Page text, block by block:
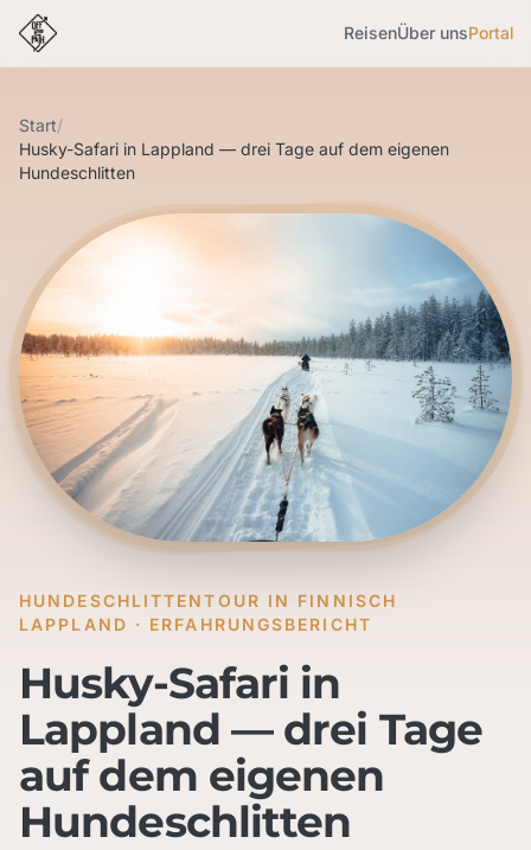
ReisenÜber unsPortal
Start/
Husky-Safari in Lappland — drei Tage auf dem eigenen
Hundeschlitten
HUNDESCHLITTENTOUR IN FINNISCH
LAPPLAND · ERFAHRUNGSBERICHT
Husky-Safari in
Lappland — drei Tage
auf dem eigenen
Hundeschlitten